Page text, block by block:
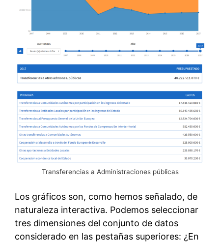
Transferencias a Administraciones públicas
Los gráficos son, como hemos señalado, de
naturaleza interactiva. Podemos seleccionar
tres dimensiones del conjunto de datos
considerado en las pestañas superiores: ¿En